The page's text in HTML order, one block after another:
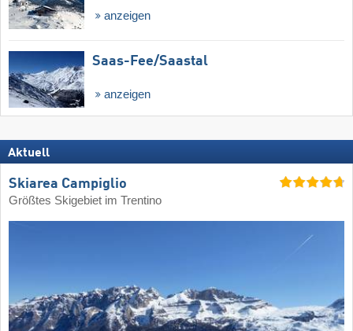
anzeigen
Saas-Fee/​Saastal
anzeigen
Aktuell
Skiarea Campiglio
Größtes Skigebiet im Trentino